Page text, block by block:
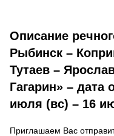
Описание
Рыбинск –
Тутаев –
Гагарин» – дата
июля (вс) – 16
Приглашаем Вас